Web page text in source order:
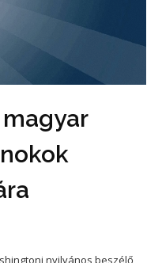
nyilvános beszélő